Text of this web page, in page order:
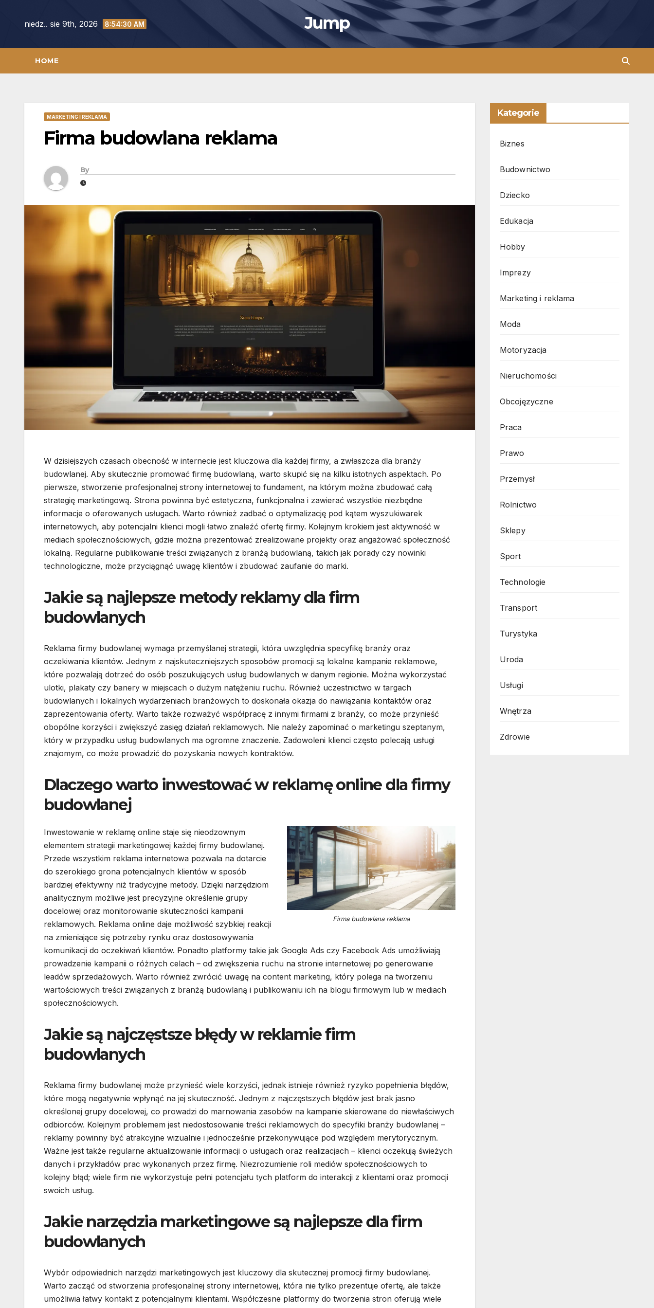
niedz.. sie 9th, 2026 8:54:31 AM Jump
HOME
MARKETING I REKLAMA
Firma budowlana reklama
By
W dzisiejszych czasach obecność w internecie jest kluczowa dla każdej firmy, a zwłaszcza dla branży
budowlanej. Aby skutecznie promować firmę budowlaną, warto skupić się na kilku istotnych aspektach. Po
pierwsze, stworzenie profesjonalnej strony internetowej to fundament, na którym można zbudować całą
strategię marketingową. Strona powinna być estetyczna, funkcjonalna i zawierać wszystkie niezbędne
informacje o oferowanych usługach. Warto również zadbać o optymalizację pod kątem wyszukiwarek
internetowych, aby potencjalni klienci mogli łatwo znaleźć ofertę firmy. Kolejnym krokiem jest aktywność w
mediach społecznościowych, gdzie można prezentować zrealizowane projekty oraz angażować społeczność
lokalną. Regularne publikowanie treści związanych z branżą budowlaną, takich jak porady czy nowinki
technologiczne, może przyciągnąć uwagę klientów i zbudować zaufanie do marki.
Jakie są najlepsze metody reklamy dla firm
budowlanych
Reklama firmy budowlanej wymaga przemyślanej strategii, która uwzględnia specyfikę branży oraz
oczekiwania klientów. Jednym z najskuteczniejszych sposobów promocji są lokalne kampanie reklamowe,
które pozwalają dotrzeć do osób poszukujących usług budowlanych w danym regionie. Można wykorzystać
ulotki, plakaty czy banery w miejscach o dużym natężeniu ruchu. Również uczestnictwo w targach
budowlanych i lokalnych wydarzeniach branżowych to doskonała okazja do nawiązania kontaktów oraz
zaprezentowania oferty. Warto także rozważyć współpracę z innymi firmami z branży, co może przynieść
obopólne korzyści i zwiększyć zasięg działań reklamowych. Nie należy zapominać o marketingu szeptanym,
który w przypadku usług budowlanych ma ogromne znaczenie. Zadowoleni klienci często polecają usługi
znajomym, co może prowadzić do pozyskania nowych kontraktów.
Dlaczego warto inwestować w reklamę online dla firmy
budowlanej
Firma budowlana reklama
Inwestowanie w reklamę online staje się nieodzownym
elementem strategii marketingowej każdej firmy budowlanej.
Przede wszystkim reklama internetowa pozwala na dotarcie
do szerokiego grona potencjalnych klientów w sposób
bardziej efektywny niż tradycyjne metody. Dzięki narzędziom
analitycznym możliwe jest precyzyjne określenie grupy
docelowej oraz monitorowanie skuteczności kampanii
reklamowych. Reklama online daje możliwość szybkiej reakcji
na zmieniające się potrzeby rynku oraz dostosowywania
komunikacji do oczekiwań klientów. Ponadto platformy takie jak Google Ads czy Facebook Ads umożliwiają
prowadzenie kampanii o różnych celach – od zwiększenia ruchu na stronie internetowej po generowanie
leadów sprzedażowych. Warto również zwrócić uwagę na content marketing, który polega na tworzeniu
wartościowych treści związanych z branżą budowlaną i publikowaniu ich na blogu firmowym lub w mediach
społecznościowych.
Jakie są najczęstsze błędy w reklamie firm
budowlanych
Reklama firmy budowlanej może przynieść wiele korzyści, jednak istnieje również ryzyko popełnienia błędów,
które mogą negatywnie wpłynąć na jej skuteczność. Jednym z najczęstszych błędów jest brak jasno
określonej grupy docelowej, co prowadzi do marnowania zasobów na kampanie skierowane do niewłaściwych
odbiorców. Kolejnym problemem jest niedostosowanie treści reklamowych do specyfiki branży budowlanej –
reklamy powinny być atrakcyjne wizualnie i jednocześnie przekonywujące pod względem merytorycznym.
Ważne jest także regularne aktualizowanie informacji o usługach oraz realizacjach – klienci oczekują świeżych
danych i przykładów prac wykonanych przez firmę. Niezrozumienie roli mediów społecznościowych to
kolejny błąd; wiele firm nie wykorzystuje pełni potencjału tych platform do interakcji z klientami oraz promocji
swoich usług.
Jakie narzędzia marketingowe są najlepsze dla firm
budowlanych
Wybór odpowiednich narzędzi marketingowych jest kluczowy dla skutecznej promocji firmy budowlanej.
Warto zacząć od stworzenia profesjonalnej strony internetowej, która nie tylko prezentuje ofertę, ale także
umożliwia łatwy kontakt z potencjalnymi klientami. Współczesne platformy do tworzenia stron oferują wiele
Kategorie
Biznes
Budownictwo
Dziecko
Edukacja
Hobby
Imprezy
Marketing i reklama
Moda
Motoryzacja
Nieruchomości
Obcojęzyczne
Praca
Prawo
Przemysł
Rolnictwo
Sklepy
Sport
Technologie
Transport
Turystyka
Uroda
Usługi
Wnętrza
Zdrowie